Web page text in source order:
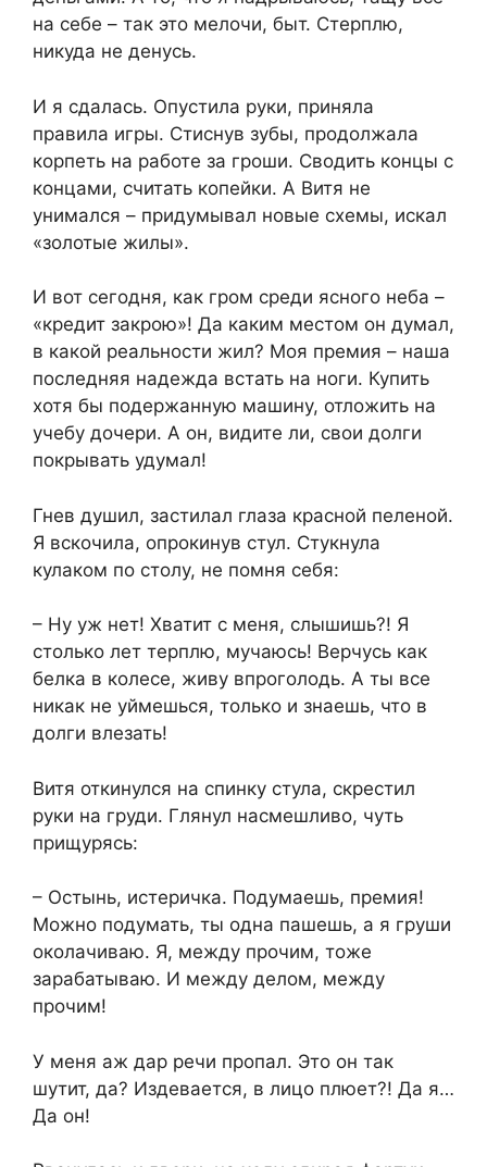
на себе – так это мелочи, быт. Стерплю,
никуда не денусь.
И я сдалась. Опустила руки, приняла
правила игры. Стиснув зубы, продолжала
корпеть на работе за гроши. Сводить концы с
концами, считать копейки. А Витя не
унимался – придумывал новые схемы, искал
«золотые жилы».
И вот сегодня, как гром среди ясного неба –
«кредит закрою»! Да каким местом он думал,
в какой реальности жил? Моя премия – наша
последняя надежда встать на ноги. Купить
хотя бы подержанную машину, отложить на
учебу дочери. А он, видите ли, свои долги
покрывать удумал!
Гнев душил, застилал глаза красной пеленой.
Я вскочила, опрокинув стул. Стукнула
кулаком по столу, не помня себя:
– Ну уж нет! Хватит с меня, слышишь?! Я
столько лет терплю, мучаюсь! Верчусь как
белка в колесе, живу впроголодь. А ты все
никак не уймешься, только и знаешь, что в
долги влезать!
Витя откинулся на спинку стула, скрестил
руки на груди. Глянул насмешливо, чуть
прищурясь:
– Остынь, истеричка. Подумаешь, премия!
Можно подумать, ты одна пашешь, а я груши
околачиваю. Я, между прочим, тоже
зарабатываю. И между делом, между
прочим!
У меня аж дар речи пропал. Это он так
шутит, да? Издевается, в лицо плюет?! Да я…
Да он!